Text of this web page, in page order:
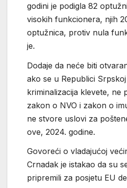
godini je podigla 82
visokih funkcionera, njih
optužnica, protiv nula
je.
Dodaje da neće biti
ako se u Republici
kriminalizacija klevete, ne
zakon o NVO i zakon o
ne stvore uslovi za
ove, 2024. godine.
Govoreći o vladajućoj
Crnadak je istakao da su
pripremili za posjetu EU